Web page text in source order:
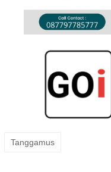
Tanggamus